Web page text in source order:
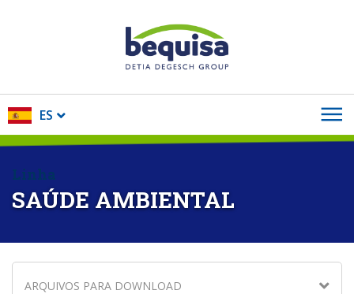
ES
Linha
SAÚDE AMBIENTAL
ARQUIVOS PARA DOWNLOAD